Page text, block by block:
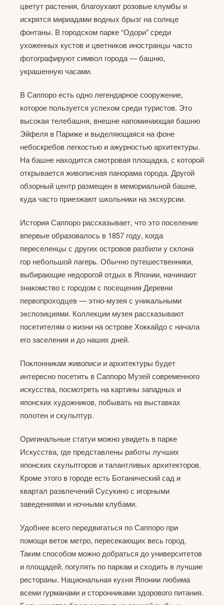
цветут растения, благоухают розовые клумбы и
искрятся мириадами водных брызг на солнце
фонтаны. В городском парке “Одори” среди
ухоженных кустов и цветников иностранцы часто
фотографируют символ города — башню,
украшенную часами.
В Саппоро есть одно легендарное сооружение,
которое пользуется успехом среди туристов. Это
высокая телебашня, внешне напоминающая башню
Эйфеля в Париже и выделяющаяся на фоне
небоскребов легкостью и ажурностью архитектуры.
На башне находится смотровая площадка, с которой
открывается живописная панорама города. Другой
обзорный центр размещен в мемориальной башне,
куда часто приезжают школьники на экскурсии.
История Саппоро рассказывает, что это поселение
впервые образовалось в 1857 году, когда
переселенцы с других островов разбили у склона
гор небольшой лагерь. Обычно путешественники,
выбирающие недорогой отдых в Японии, начинают
знакомство с городом с посещения Деревни
первопроходцев — этно-музея с уникальными
экспозициями. Коллекции музея рассказывают
посетителям о жизни на острове Хоккайдо с начала
его заселения и до наших дней.
Поклонникам живописи и архитектуры будет
интересно посетить в Саппоро Музей современного
искусства, посмотреть на картины западных и
японских художников, побывать на выставках
полотен и скульптур.
Оригинальные статуи можно увидеть в парке
Искусства, где представлены работы лучших
японских скульпторов и талантливых архитекторов.
Кроме этого в городе есть Ботанический сад и
квартал развлечений Сусукино с игорными
заведениями и ночными клубами.
Удобнее всего передвигаться по Саппоро при
помощи веток метро, пересекающих весь город.
Таким способом можно добраться до университетов
и площадей, погулять по паркам и сходить в лучшие
рестораны. Национальная кухня Японии любима
всеми гурманами и сторонниками здорового питания.